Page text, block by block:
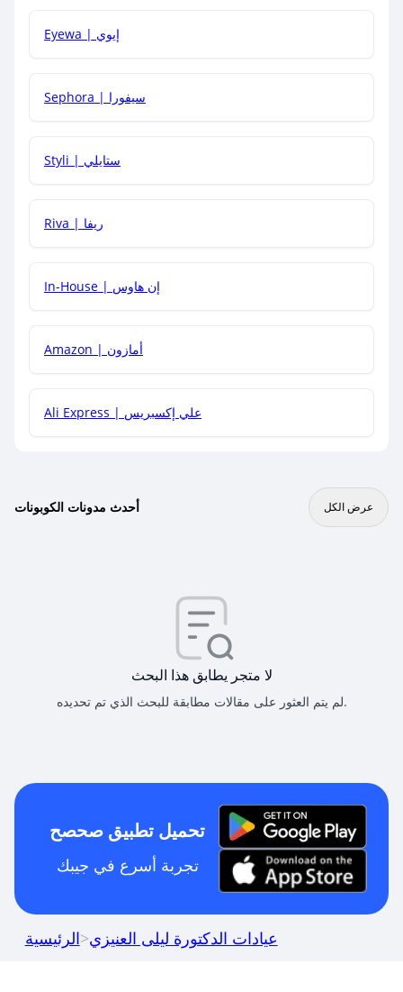
هل يمكنني جمع كود خصم مع العروض الأخرى؟
Eyewa | إيوي
Sephora | سيفورا
Styli | ستايلي
Riva | ريفا
In-House | إن هاوس
Amazon | أمازون
Ali Express | علي إكسبريس
أحدث مدونات الكوبونات عرض الكل
لا متجر يطابق هذا البحث
لم يتم العثور على مقالات مطابقة للبحث الذي تم تحديده.
تحميل تطبيق صحصح
تجربة أسرع في جيبك
الرئيسية>عيادات الدكتورة ليلى العنيزي